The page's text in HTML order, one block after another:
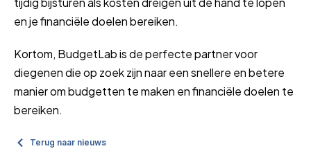
en je financiële doelen bereiken.
Kortom, BudgetLab is de perfecte partner voor
diegenen die op zoek zijn naar een snellere en betere
manier om budgetten te maken en financiële doelen te
bereiken.
Terug naar nieuws